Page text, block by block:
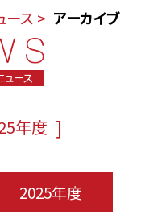
ース アーカイブ
ュース
年度 ]
2025年度